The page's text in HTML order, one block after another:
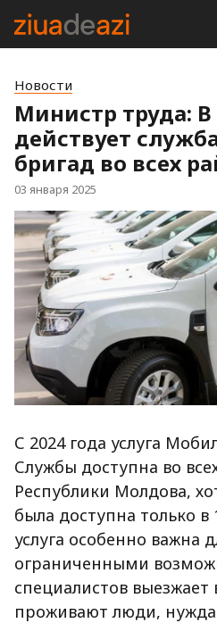
Новости
Министр труда:
действует
бригад во всех
03 января 2025
С 2024 года услуга
Службы доступна во
Республики Молдова,
была доступна только в
услуга особенно важна
ограниченными
специалистов выезжает
проживают люди,